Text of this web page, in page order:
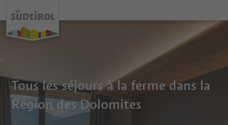
Tous les séjours à la ferme dans la
Région des Dolomites